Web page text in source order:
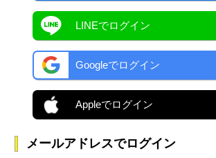
LINEでログイン
Googleでログイン
Appleでログイン
メールアドレスでログイン